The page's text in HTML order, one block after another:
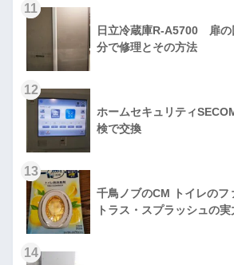
11
日立冷蔵庫R-A5700 扉の
分で修理とその方法
12
ホームセキュリティ
検で交換
13
千鳥ノブのCM トイレのフ
トラス・スプラッシュの実
14